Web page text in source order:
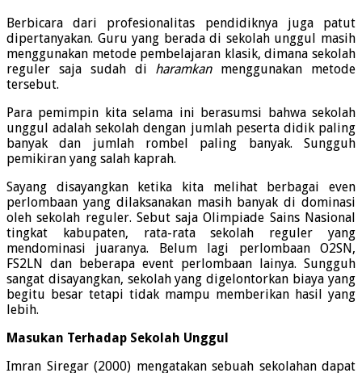
Berbicara dari profesionalitas pendidiknya juga patut
dipertanyakan. Guru yang berada di sekolah unggul masih
menggunakan metode pembelajaran klasik, dimana sekolah
reguler saja sudah di haramkan menggunakan metode
tersebut.
Para pemimpin kita selama ini berasumsi bahwa sekolah
unggul adalah sekolah dengan jumlah peserta didik paling
banyak dan jumlah rombel paling banyak. Sungguh
pemikiran yang salah kaprah.
Sayang disayangkan ketika kita melihat berbagai even
perlombaan yang dilaksanakan masih banyak di dominasi
oleh sekolah reguler. Sebut saja Olimpiade Sains Nasional
tingkat kabupaten, rata-rata sekolah reguler yang
mendominasi juaranya. Belum lagi perlombaan O2SN,
FS2LN dan beberapa event perlombaan lainya. Sungguh
sangat disayangkan, sekolah yang digelontorkan biaya yang
begitu besar tetapi tidak mampu memberikan hasil yang
lebih.
Masukan Terhadap Sekolah Unggul
Imran Siregar (2000) mengatakan sebuah sekolahan dapat